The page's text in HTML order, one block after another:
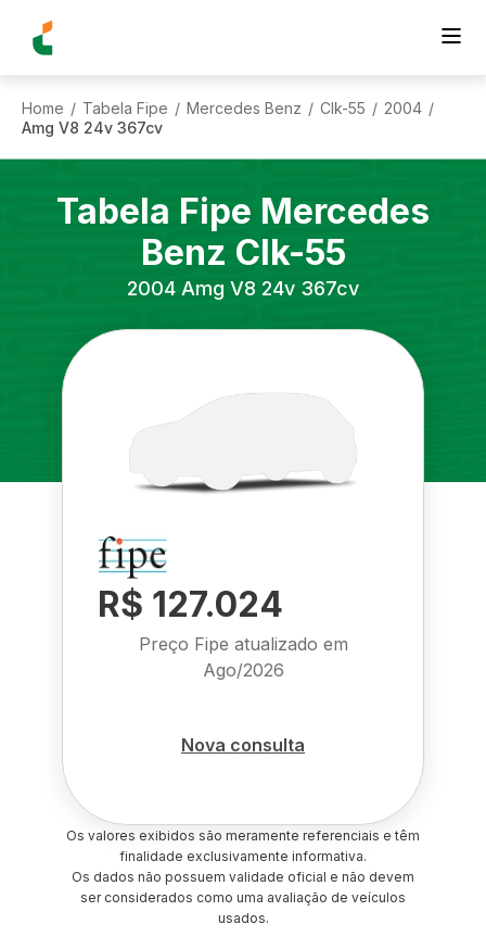
Home / Tabela Fipe / Mercedes Benz / Clk-55 / 2004 /
Amg V8 24v 367cv
Tabela Fipe Mercedes
Benz Clk-55
2004 Amg V8 24v 367cv
R$ 127.024
Preço Fipe atualizado em
Ago/2026
Nova consulta
Os valores exibidos são meramente referenciais e têm
finalidade exclusivamente informativa.
Os dados não possuem validade oficial e não devem
ser considerados como uma avaliação de veículos
usados.